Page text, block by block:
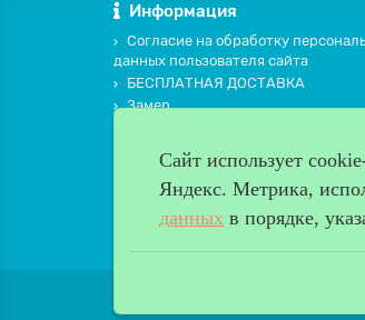
Информация
Согласие на обработку
данных пользователя сайта
БЕСПЛАТНАЯ ДОСТАВКА
Замер
ПОЛИТИКА В ОТНОШЕНИИ
ПЕРСОНАЛЬНЫХ ДАННЫХ
Памятка покупателю
Мы продаем и устанавливаем
Сайт использует
Яндекс. Метрика,
данных в порядке,